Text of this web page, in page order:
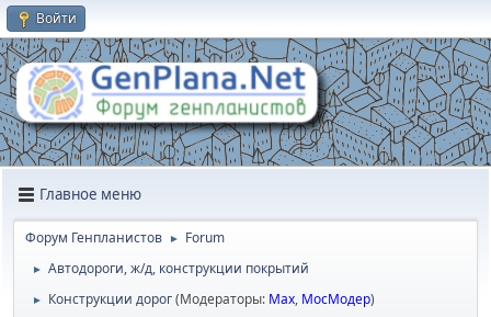
Войти
Главное меню
Форум Генпланистов ► Forum
► Автодороги, ж/д, конструкции покрытий
► Конструкции дорог(Модераторы: Max, МосМодер)